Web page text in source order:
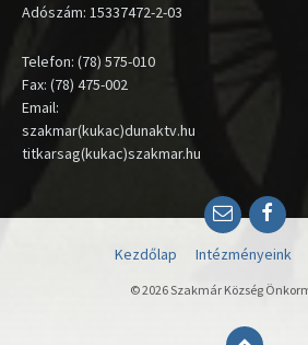
Adószám: 15337472-2-03
Telefon: (78) 575-010
Fax: (78) 475-002
Email:
szakmar(kukac)dunaktv.hu
titkarsag(kukac)szakmar.hu
Email
Kezdőlap Intézményeink
© 2026 Szakmár Község